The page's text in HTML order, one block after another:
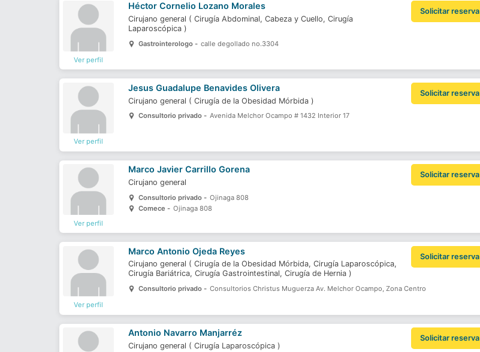
Ver perfil
Héctor Cornelio Lozano Morales
Solicitar reserva
Cirujano general (Cirugía Abdominal,Cabeza y Cuello,Cirugía
Laparoscópica)
Gastrointerologo - calle degollado no.3304
Ver perfil
Jesus Guadalupe Benavides Olivera
Solicitar reserva
Cirujano general (Cirugía de la Obesidad Mórbida)
Consultorio privado - Avenida Melchor Ocampo # 1432 Interior 17
Ver perfil
Marco Javier Carrillo Gorena
Solicitar reserva
Cirujano general
Consultorio privado - Ojinaga 808
Comece - Ojinaga 808
Ver perfil
Marco Antonio Ojeda Reyes
Solicitar reserva
Cirujano general (Cirugía de la Obesidad Mórbida,Cirugía Laparoscópica,
Cirugía Bariátrica,Cirugía Gastrointestinal,Cirugía de Hernia)
Consultorio privado - Consultorios Christus Muguerza Av. Melchor Ocampo, Zona Centro
Antonio Navarro Manjarréz
Solicitar reserva
Cirujano general (Cirugía Laparoscópica)